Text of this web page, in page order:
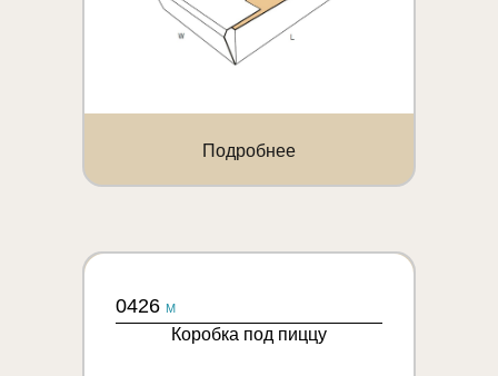
Подробнее
0426 M
Коробка под пиццу